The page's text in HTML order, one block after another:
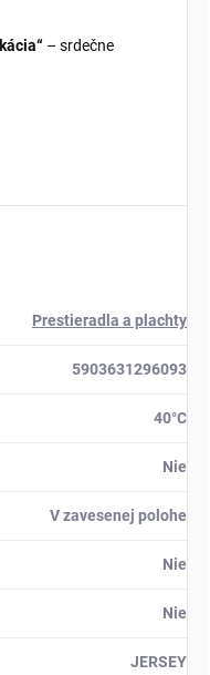
– srdečne
Prestieradla a plachty
5903631296093
40°C
Nie
V zavesenej polohe
Nie
Nie
JERSEY